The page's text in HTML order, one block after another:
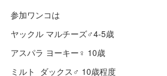
参加ワンコは
ヤックル マルチーズ♂4-5歳
アスパラ ヨーキー♀ 10歳
ミルト ダックス♂ 10歳程度